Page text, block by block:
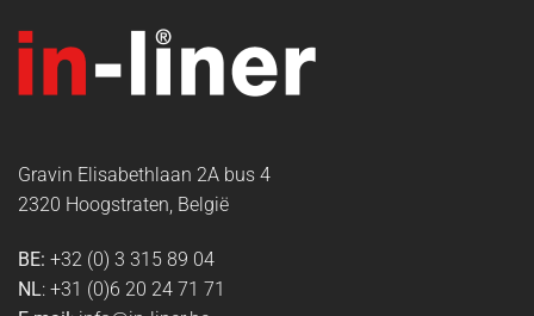
Gravin Elisabethlaan 2A bus 4
2320 Hoogstraten, België
BE: +32 (0) 3 315 89 04
NL: +31 (0)6 20 24 71 71